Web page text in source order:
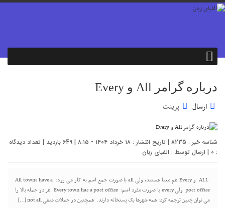
درباره گرامر All و Every
ارسال پرینت
شناسه خبر : 8235 | تاریخ انتشار : ۱۸ خرداد ۱۴۰۴ - ۸:۱۵ | 649 بازدید | تعداد دیدگاه
:
0 | ارسال توسط : الفبای زبان
ALL و Every هم معنا هستند، ولی all با صورت جمع اسم به کار می رود: All towns have a
post office ولی every با صورت مفرد اسم: Every town has a post office هر دو جمله بالا را
می توان چنین ترجمه کرد: همه شهرها یک پستخانه دارند. همچنین در جملات منفی not all […]